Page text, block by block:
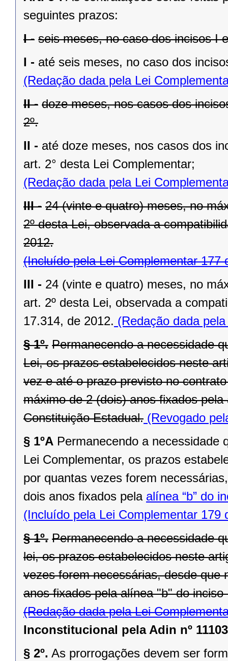
seguintes prazos:
I - seis meses, no caso dos incisos I
I - até seis meses, no caso dos
(Redação dada pela Lei
II - doze meses, nos casos dos
2º.
II - até doze meses, nos casos dos
art. 2° desta Lei Complementar;
(Redação dada pela Lei
III - 24 (vinte e quatro) meses, no
2º desta Lei, observada a
2012.
(Incluído pela Lei Complementar 177
III - 24 (vinte e quatro) meses, no
art. 2º desta Lei, observada a
17.314, de 2012. (Redação dada
§ 1º. Permanecendo a necessidade
Lei, os prazos estabelecidos neste
vez e até o prazo previsto no
máximo de 2 (dois) anos fixados
Constituição Estadual. (Revogado
§ 1ºA Permanecendo a necessidade
Lei Complementar, os prazos
por quantas vezes forem
dois anos fixados pela alínea “b” do
(Incluído pela Lei Complementar 179
§ 1º. Permanecendo a necessidade
lei, os prazos estabelecidos neste
vezes forem necessárias, desde que
anos fixados pela alínea "b" do
(Redação dada pela Lei
Inconstitucional pela Adin nº
§ 2º. As prorrogações devem ser